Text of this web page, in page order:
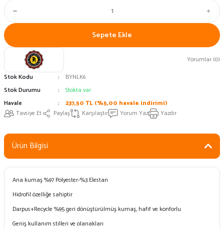
Yorumlar (0)
Stok Kodu
BYNLK6
Stok Durumu
Stokta var
Havale
237,50 TL (%5,00 havale indirimi)
Sepete Ekle
Tavsiye Et Paylaş Karşılaştır Yorum Yaz Yazdır
Ürün Bilgisi
Ana kumaş %97 Polyester-%3 Elestan
Hidrofil özelliğe sahiptir
Darpus+Recycle %95 geri dönüştürülmüş kumaş, hafif ve konforlu
Geniş kullanım stilleri ve olanakları